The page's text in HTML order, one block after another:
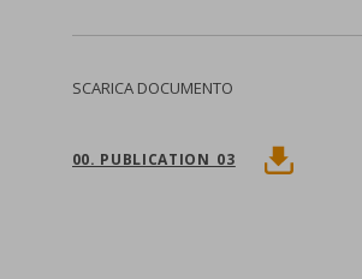
SCARICA DOCUMENTO
00. PUBLICATION_03